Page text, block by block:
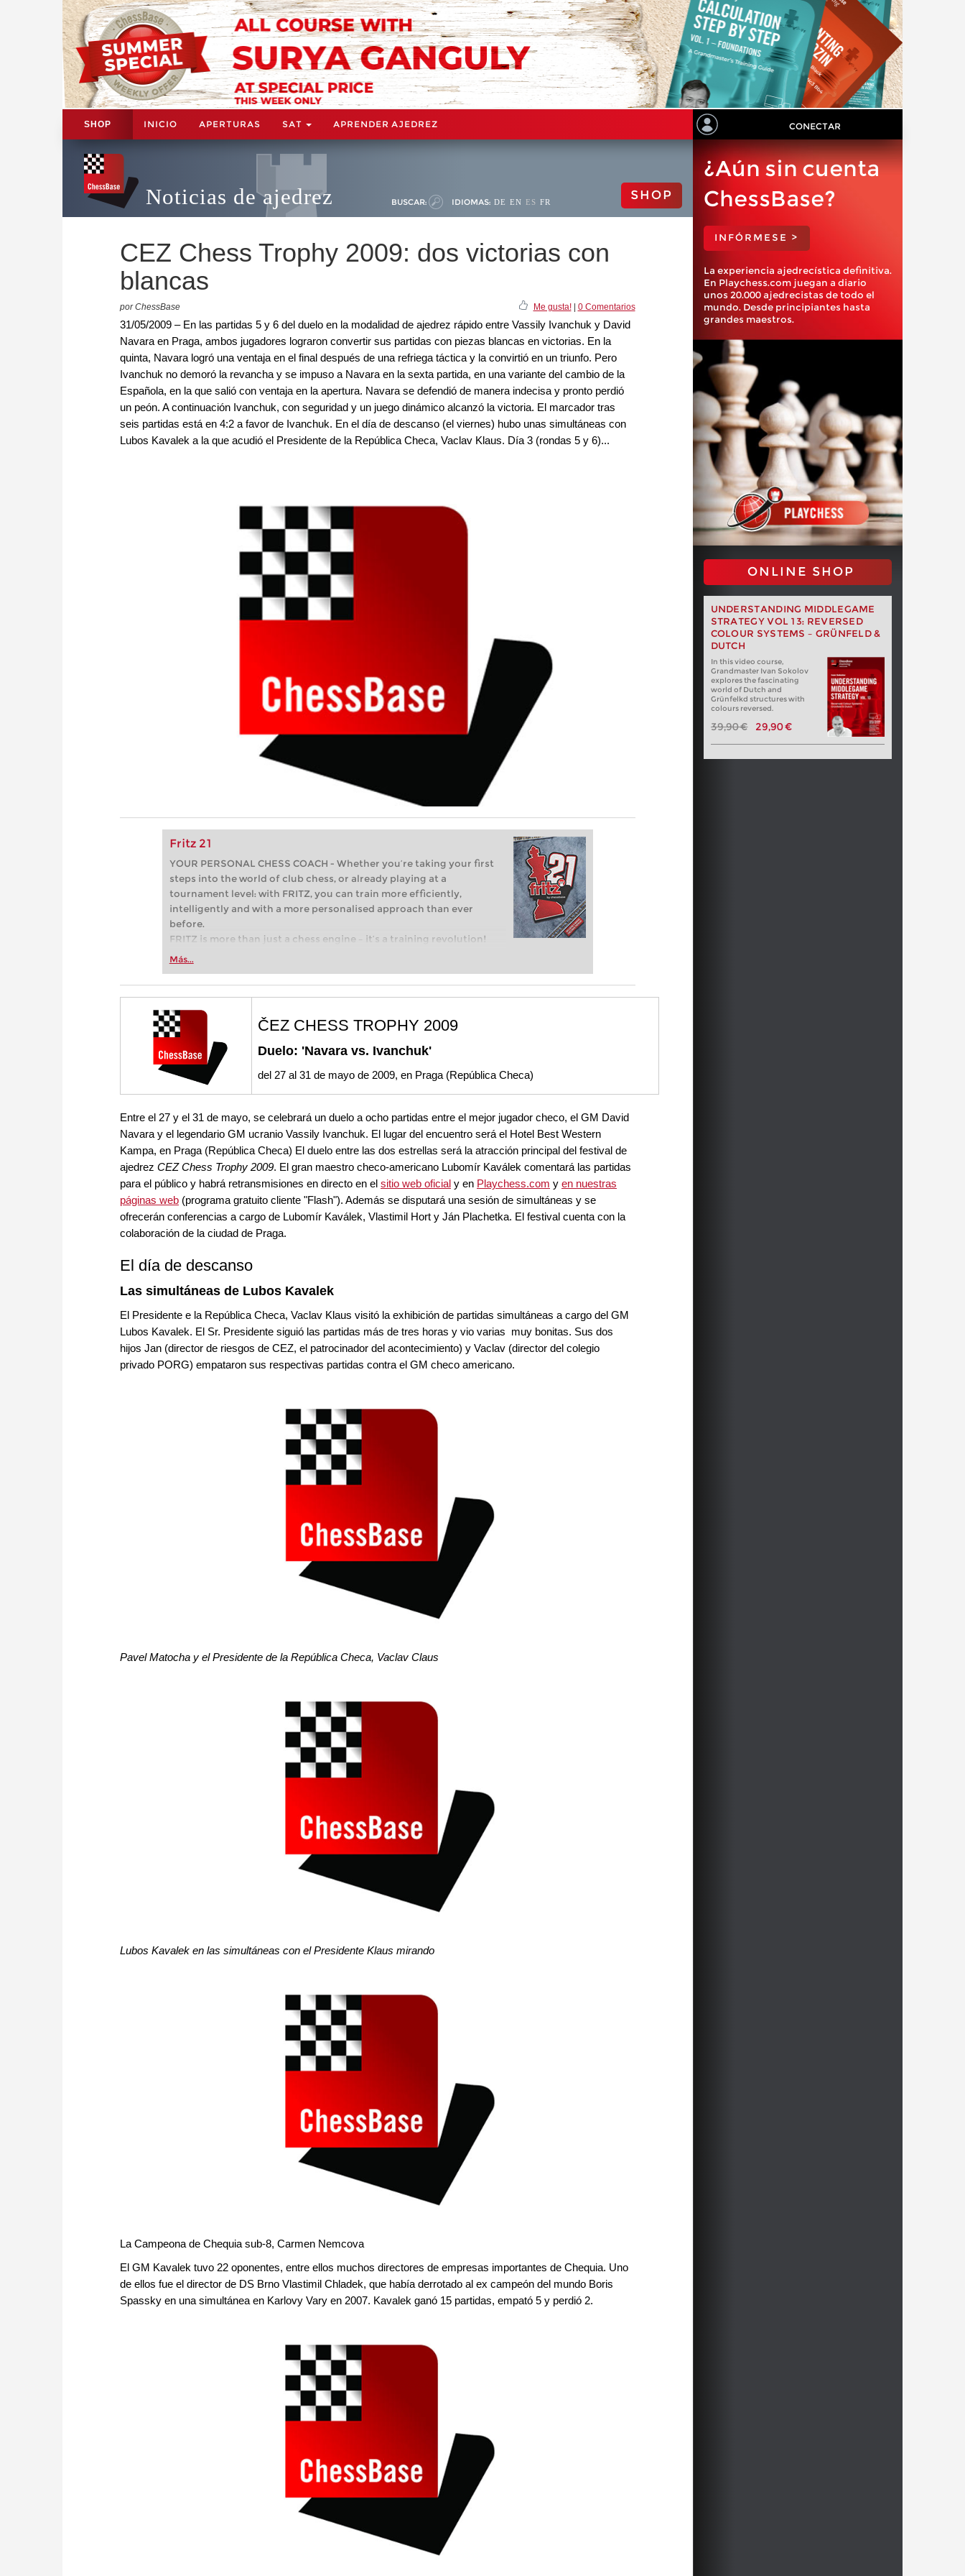
SHOP INICIO APERTURAS SAT APRENDER AJEDREZ CONECTAR
Noticias de ajedrez BUSCAR: IDIOMAS: DE EN ES FR SHOP
CEZ Chess Trophy 2009: dos victorias con
blancas
por ChessBase Me gusta!| 0 Comentarios
31/05/2009 – En las partidas 5 y 6 del duelo en la modalidad de ajedrez rápido entre Vassily Ivanchuk y David
Navara en Praga, ambos jugadores lograron convertir sus partidas con piezas blancas en victorias. En la
quinta, Navara logró una ventaja en el final después de una refriega táctica y la convirtió en un triunfo. Pero
Ivanchuk no demoró la revancha y se impuso a Navara en la sexta partida, en una variante del cambio de la
Española, en la que salió con ventaja en la apertura. Navara se defendió de manera indecisa y pronto perdió
un peón. A continuación Ivanchuk, con seguridad y un juego dinámico alcanzó la victoria. El marcador tras
seis partidas está en 4:2 a favor de Ivanchuk. En el día de descanso (el viernes) hubo unas simultáneas con
Lubos Kavalek a la que acudió el Presidente de la República Checa, Vaclav Klaus. Día 3 (rondas 5 y 6)...
Fritz 21
YOUR PERSONAL CHESS COACH - Whether you’re taking your first
steps into the world of club chess, or already playing at a
tournament level: with FRITZ, you can train more efficiently,
intelligently and with a more personalised approach than ever
before.
FRITZ is more than just a chess engine – it’s a training revolution!
Whether you’re taking your first steps into the world of club chess,
more efficiently, intelligently and with a more personalised
approach than ever before.
Más...
¿Aún sin cuenta
ChessBase?
INFÓRMESE >
La experiencia ajedrecística definitiva.
En Playchess.com juegan a diario
unos 20.000 ajedrecistas de todo el
mundo. Desde principiantes hasta
grandes maestros.
ONLINE SHOP
UNDERSTANDING MIDDLEGAME
STRATEGY VOL 13: REVERSED
COLOUR SYSTEMS – GRÜNFELD &
DUTCH
In this video course,
Grandmaster Ivan Sokolov
explores the fascinating
world of Dutch and
Grünfelkd structures with
colours reversed.
39,90 € 29,90 €
ČEZ CHESS TROPHY 2009
Duelo: 'Navara vs. Ivanchuk'
del 27 al 31 de mayo de 2009, en Praga (República Checa)
Entre el 27 y el 31 de mayo, se celebrará un duelo a ocho partidas entre el mejor jugador checo, el GM David
Navara y el legendario GM ucranio Vassily Ivanchuk. El lugar del encuentro será el Hotel Best Western
Kampa, en Praga (República Checa) El duelo entre las dos estrellas será la atracción principal del festival de
ajedrez CEZ Chess Trophy 2009. El gran maestro checo-americano Lubomír Kaválek comentará las partidas
para el público y habrá retransmisiones en directo en el sitio web oficial y en Playchess.com y en nuestras
páginas web (programa gratuito cliente "Flash"). Además se disputará una sesión de simultáneas y se
ofrecerán conferencias a cargo de Lubomír Kaválek, Vlastimil Hort y Ján Plachetka. El festival cuenta con la
colaboración de la ciudad de Praga.
El día de descanso
Las simultáneas de Lubos Kavalek
El Presidente e la República Checa, Vaclav Klaus visitó la exhibición de partidas simultáneas a cargo del GM
Lubos Kavalek. El Sr. Presidente siguió las partidas más de tres horas y vio varias muy bonitas. Sus dos
hijos Jan (director de riesgos de CEZ, el patrocinador del acontecimiento) y Vaclav (director del colegio
privado PORG) empataron sus respectivas partidas contra el GM checo americano.
Pavel Matocha y el Presidente de la República Checa, Vaclav Claus
Lubos Kavalek en las simultáneas con el Presidente Klaus mirando
La Campeona de Chequia sub-8, Carmen Nemcova
El GM Kavalek tuvo 22 oponentes, entre ellos muchos directores de empresas importantes de Chequia. Uno
de ellos fue el director de DS Brno Vlastimil Chladek, que había derrotado al ex campeón del mundo Boris
Spassky en una simultánea en Karlovy Vary en 2007. Kavalek ganó 15 partidas, empató 5 y perdió 2.